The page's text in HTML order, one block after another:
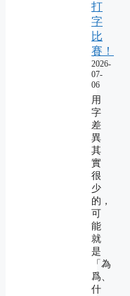
打
字
比
賽！
2026-
07-
06
用
字
差
異
其
實
很
少
的，
可
能
就
是
「為
爲、
什